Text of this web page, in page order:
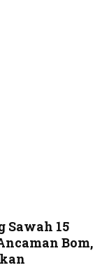
Sawah 15
Bom,